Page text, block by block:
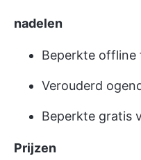
nadelen
Beperkte
Verouderd
Beperkte gratis
Prijzen